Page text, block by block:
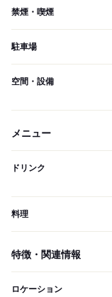
禁煙・喫煙
駐車場
空間・設備
メニュー
ドリンク
料理
特徴・関連情報
ロケーション